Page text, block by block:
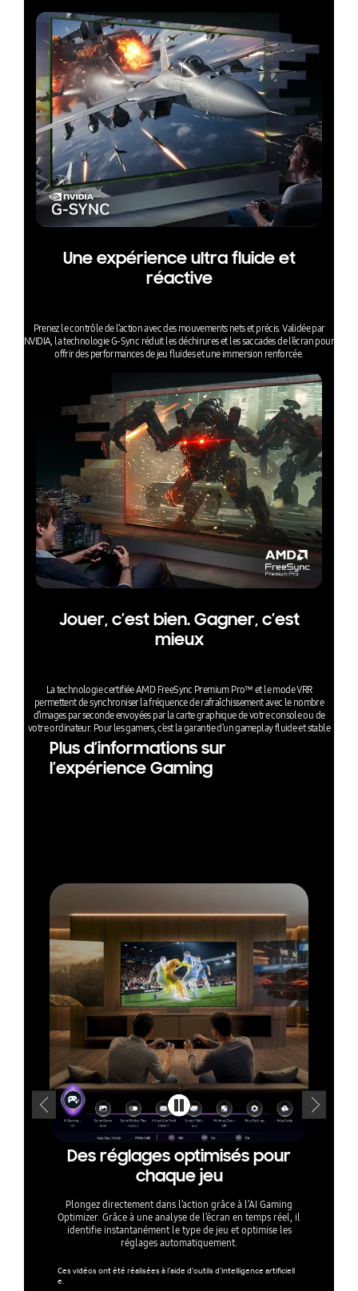
Une expérience ultra fluide et
réactive
Prenez le contrôle de l’action avec des mouvements nets et précis. Validée par
NVIDIA, la technologie G-Sync réduit les déchirures et les saccades de l’écran pour
offrir des performances de jeu fluides et une immersion renforcée.
Jouer, c’est bien. Gagner, c’est
mieux
La technologie certifiée AMD FreeSync Premium Pro™ et le mode VRR
permettent de synchroniser la fréquence de rafraîchissement avec le nombre
d’images par seconde envoyées par la carte graphique de votre console ou de
votre ordinateur. Pour les gamers, c’est la garantie d’un gameplay fluide et stable
Plus d’informations sur
l’expérience Gaming
Des réglages optimisés pour
chaque jeu
Plongez directement dans l’action grâce à l’AI Gaming
Optimizer. Grâce à une analyse de l’écran en temps réel, il
identifie instantanément le type de jeu et optimise les
réglages automatiquement.
Ces vidéos ont été réalisées à l’aide d’outils d’intelligence artificiell
e.